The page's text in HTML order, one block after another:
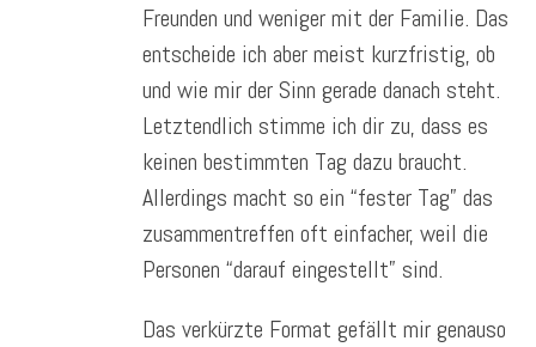
Freunden und weniger mit der Familie. Das
entscheide ich aber meist kurzfristig, ob
und wie mir der Sinn gerade danach steht.
Letztendlich stimme ich dir zu, dass es
keinen bestimmten Tag dazu braucht.
Allerdings macht so ein “fester Tag” das
zusammentreffen oft einfacher, weil die
Personen “darauf eingestellt” sind.
Das verkürzte Format gefällt mir genauso